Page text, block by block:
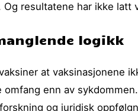
Og resultatene har ikke
logikk
at vaksinasjonene
omfang enn av
og juridisk